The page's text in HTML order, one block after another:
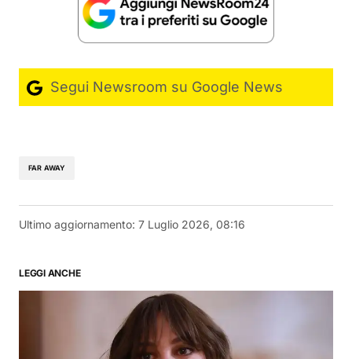
Segui Newsroom su Google News
FAR AWAY
Ultimo aggiornamento: 7 Luglio 2026, 08:16
LEGGI ANCHE